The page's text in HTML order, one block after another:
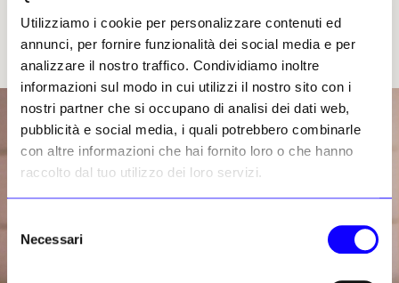
Utilizziamo i cookie per personalizzare contenuti ed
annunci, per fornire funzionalità dei social media e per
analizzare il nostro traffico. Condividiamo inoltre
informazioni sul modo in cui utilizzi il nostro sito con i
nostri partner che si occupano di analisi dei dati web,
pubblicità e social media, i quali potrebbero combinarle
con altre informazioni che hai fornito loro o che hanno
raccolto dal tuo utilizzo dei loro servizi.
delNecessari